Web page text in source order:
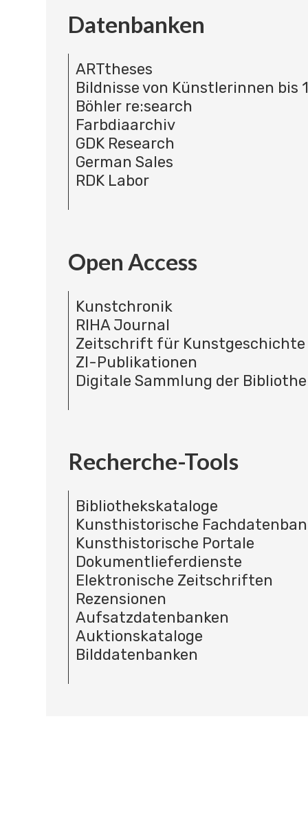
Datenbanken
ARTtheses
Bildnisse von Künstlerinnen bis
Böhler re:search
Farbdiaarchiv
GDK Research
German Sales
RDK Labor
Open Access
Kunstchronik
RIHA Journal
Zeitschrift für Kunstgeschichte
ZI-Publikationen
Digitale Sammlung der
Recherche-Tools
Bibliothekskataloge
Kunsthistorische
Kunsthistorische Portale
Dokumentlieferdienste
Elektronische Zeitschriften
Rezensionen
Aufsatzdatenbanken
Auktionskataloge
Bilddatenbanken